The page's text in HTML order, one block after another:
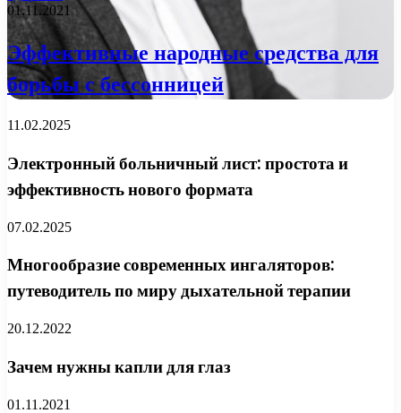
01.11.2021
Эффективные народные средства для
борьбы с бессонницей
11.02.2025
Электронный больничный лист: простота и
эффективность нового формата
07.02.2025
Многообразие современных ингаляторов:
путеводитель по миру дыхательной терапии
20.12.2022
Зачем нужны капли для глаз
01.11.2021